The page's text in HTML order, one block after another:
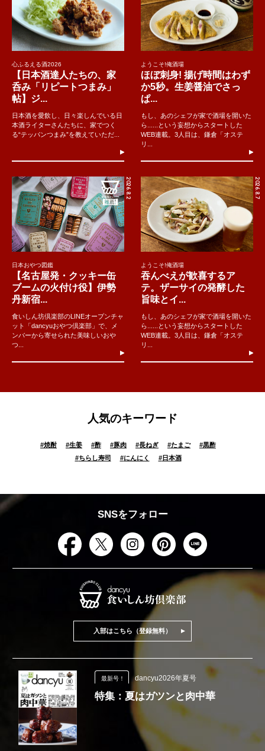
心ふるえる酒2026
【日本酒達人たちの、家
呑み「リピートつまみ」
帖】ジ...
日本酒を愛飲し、日々楽しんでいる日
本酒ライターさんたちに、家でつく
る“テッパンつまみ”を教えていただ...
ようこそ!俺酒場
ほぼ刺身! 揚げ時間はわず
か5秒。生姜醤油でさっ
ぱ...
もし、あのシェフが家で酒場を開いた
ら......という妄想からスタートした
WEB連載。3人目は、鎌倉「オステ
リ...
2026.8.2
日本おやつ図鑑
【名古屋発・クッキー缶
ブームの火付け役】伊勢
丹新宿...
食いしん坊倶楽部のLINEオープンチャ
ット「dancyuおやつ倶楽部」で、メ
ンバーから寄せられた美味しいおや
つ...
2026.8.7
ようこそ!俺酒場
吞んべえが歓喜するア
テ。ザーサイの発酵した
旨味とイ...
もし、あのシェフが家で酒場を開いた
ら......という妄想からスタートした
WEB連載。3人目は、鎌倉「オステ
リ...
人気のキーワード
#焼酎 #生姜 #酢 #豚肉 #長ねぎ #たまご #黒酢
#ちらし寿司 #にんにく #日本酒
SNSをフォロー
入部はこちら（登録無料）
最新号！ dancyu2026年夏号
特集：夏はガツンと肉中華